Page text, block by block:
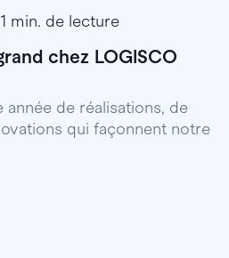
min. de lecture
chez LOGISCO
année de réalisations, de
qui façonnent notre